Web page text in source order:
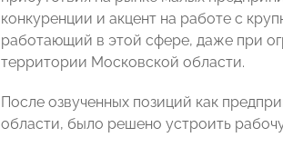
конкуренции и акцент на работе с
работающий в этой сфере, даже при
территории Московской области.
После озвученных позиций как
области, было решено устроить